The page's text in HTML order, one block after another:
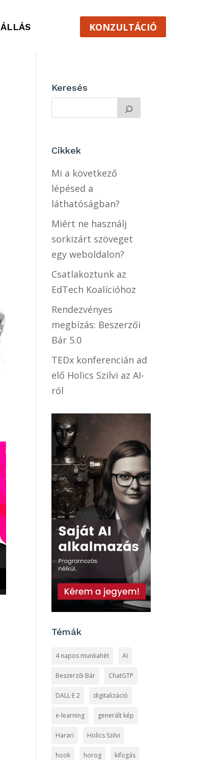
ÁLLÁS KONZULTÁCIÓ
Keresés
Cikkek
Mi a következő
lépésed a
láthatóságban?
Miért ne használj
sorkizárt szöveget
egy weboldalon?
Csatlakoztunk az
EdTech Koalícióhoz
Rendezvényes
megbízás: Beszerzői
Bár 5.0
TEDx konferencián ad
elő Holics Szilvi az AI-
ról
Témák
4 napos munkahét AI
Beszerzői Bár ChatGTP
DALL·E 2 digitalizáció
e-learning generált kép
Harari Holics Szilvi
hook horog kifogás